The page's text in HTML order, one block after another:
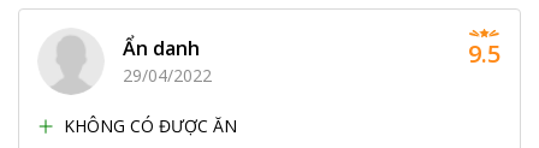
Ẩn danh
29/04/2022
KHÔNG CÓ ĐƯỢC ĂN
9.5